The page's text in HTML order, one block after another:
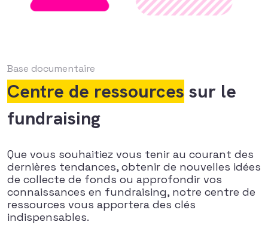
Base documentaire
Centre de ressources sur le
fundraising
Que vous souhaitiez vous tenir au courant des
dernières tendances, obtenir de nouvelles idées
de collecte de fonds ou approfondir vos
connaissances en fundraising, notre centre de
ressources vous apportera des clés
indispensables.